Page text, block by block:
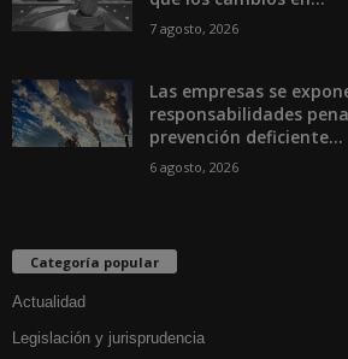
7 agosto, 2026
Las empresas se
responsabilidades
prevención deficiente...
6 agosto, 2026
Categoría popular
Actualidad
Legislación y jurisprudencia